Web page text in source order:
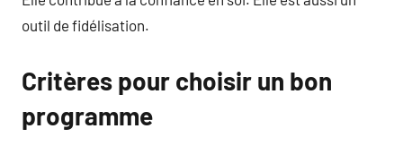
outil de fidélisation.
Critères pour choisir un bon
programme